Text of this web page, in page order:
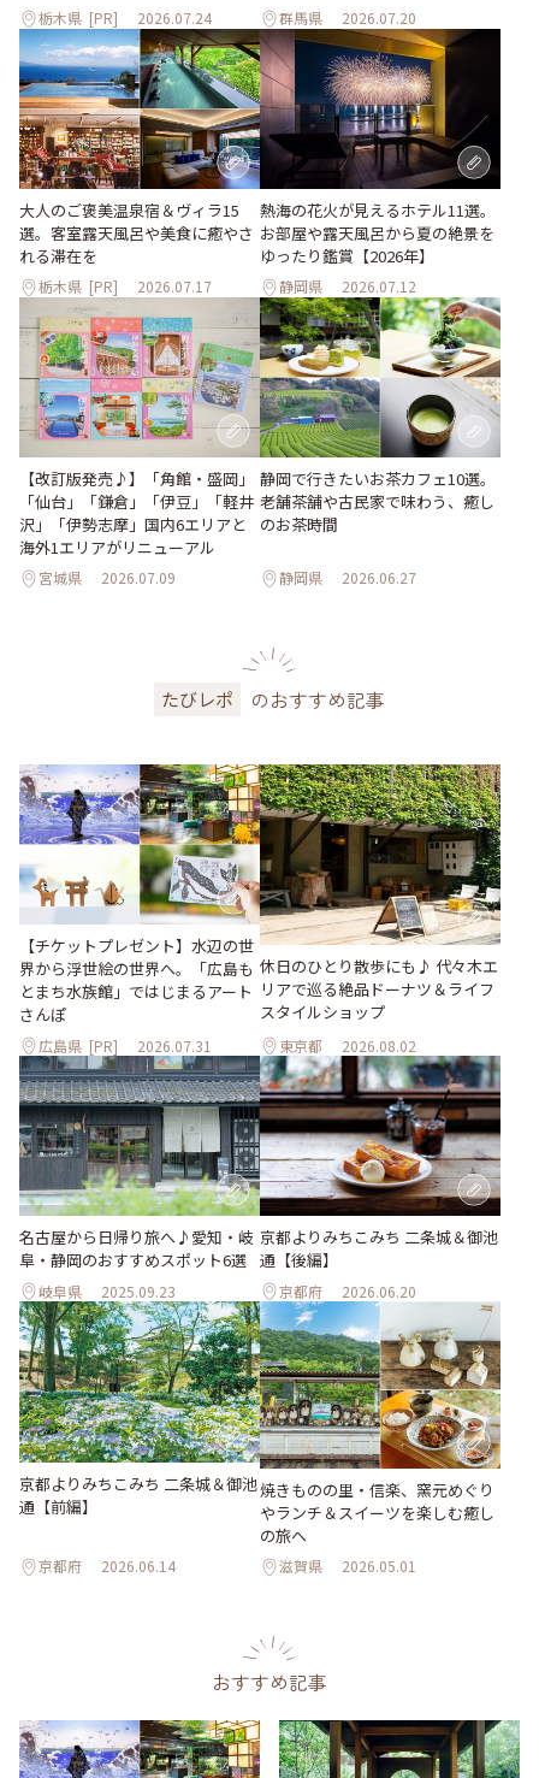
栃木県 [PR] 2026.07.24 群馬県 2026.07.20
大人のご褒美温泉宿＆ヴィラ15
選。客室露天風呂や美食に癒やさ
れる滞在を
栃木県 [PR] 2026.07.17
熱海の花火が見えるホテル11選。
お部屋や露天風呂から夏の絶景を
ゆったり鑑賞【2026年】
静岡県 2026.07.12
【改訂版発売♪】「角館・盛岡」
「仙台」「鎌倉」「伊豆」「軽井
沢」「伊勢志摩」国内6エリアと
海外1エリアがリニューアル
宮城県 2026.07.09
静岡で行きたいお茶カフェ10選。
老舗茶舗や古民家で味わう、癒し
のお茶時間
静岡県 2026.06.27
たびレポ のおすすめ記事
【チケットプレゼント】水辺の世
界から浮世絵の世界へ。「広島も
とまち水族館」ではじまるアート
さんぽ
広島県 [PR] 2026.07.31
休日のひとり散歩にも♪ 代々木エ
リアで巡る絶品ドーナツ＆ライフ
スタイルショップ
東京都 2026.08.02
名古屋から日帰り旅へ♪愛知・岐
阜・静岡のおすすめスポット6選
岐阜県 2025.09.23
京都よりみちこみち 二条城＆御池
通【後編】
京都府 2026.06.20
京都よりみちこみち 二条城＆御池
通【前編】
京都府 2026.06.14
焼きものの里・信楽、窯元めぐり
やランチ＆スイーツを楽しむ癒し
の旅へ
滋賀県 2026.05.01
おすすめ記事